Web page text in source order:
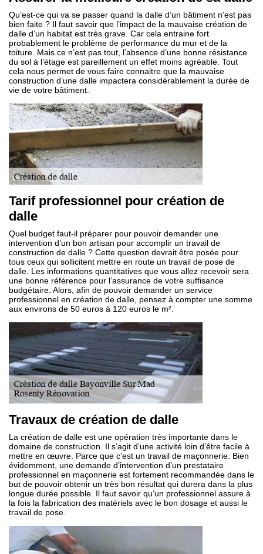
Qu’est-ce qui va se passer quand la dalle d’un bâtiment n’est pas
bien faite ? Il faut savoir que l’impact de la mauvaise création de
dalle d’un habitat est très grave. Car cela entraine fort
probablement le problème de performance du mur et de la
toiture. Mais ce n’est pas tout, l’absence d’une bonne résistance
du sol à l’étage est pareillement un effet moins agréable. Tout
cela nous permet de vous faire connaitre que la mauvaise
construction d’une dalle impactera considérablement la durée de
vie de votre bâtiment.
Tarif professionnel pour création de
dalle
Quel budget faut-il préparer pour pouvoir demander une
intervention d’un bon artisan pour accomplir un travail de
construction de dalle ? Cette question devrait être posée pour
tous ceux qui sollicitent mettre en route un travail de pose de
dalle. Les informations quantitatives que vous allez recevoir sera
une bonne référence pour l’assurance de votre suffisance
budgétaire. Alors, afin de pouvoir demander un service
professionnel en création de dalle, pensez à compter une somme
aux environs de 50 euros à 120 euros le m².
Travaux de création de dalle
La création de dalle est une opération très importante dans le
domaine de construction. Il s’agit d’une activité loin d’être facile à
mettre en œuvre. Parce que c’est un travail de maçonnerie. Bien
évidemment, une demande d’intervention d’un prestataire
professionnel en maçonnerie est fortement recommandée dans le
but de pouvoir obtenir un très bon résultat qui durera dans la plus
longue durée possible. Il faut savoir qu’un professionnel assure à
la fois la fabrication des matériels avec le bon dosage et aussi le
travail de pose.